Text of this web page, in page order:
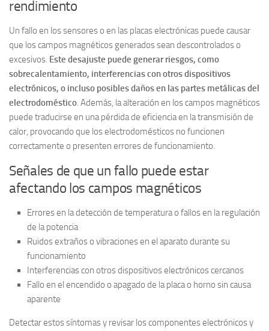
rendimiento
Un fallo en los sensores o en las placas electrónicas puede causar
que los campos magnéticos generados sean descontrolados o
excesivos. Este desajuste puede generar riesgos, como
sobrecalentamiento, interferencias con otros dispositivos
electrónicos, o incluso posibles daños en las partes metálicas del
electrodoméstico. Además, la alteración en los campos magnéticos
puede traducirse en una pérdida de eficiencia en la transmisión de
calor, provocando que los electrodomésticos no funcionen
correctamente o presenten errores de funcionamiento.
Señales de que un fallo puede estar
afectando los campos magnéticos
Errores en la detección de temperatura o fallos en la regulación
de la potencia
Ruidos extraños o vibraciones en el aparato durante su
funcionamiento
Interferencias con otros dispositivos electrónicos cercanos
Fallo en el encendido o apagado de la placa o horno sin causa
aparente
Detectar estos síntomas y revisar los componentes electrónicos y